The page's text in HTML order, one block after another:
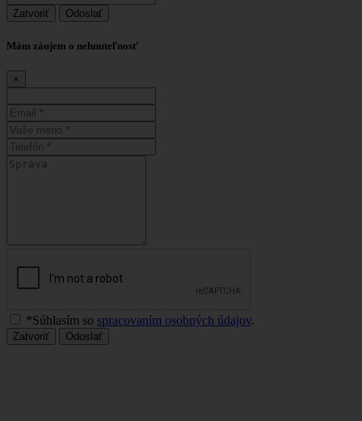
Zatvoriť Odoslať
Mám záujem o nehnuteľnosť
×
*Súhlasím so spracovaním osobných údajov.
Zatvoriť Odoslať